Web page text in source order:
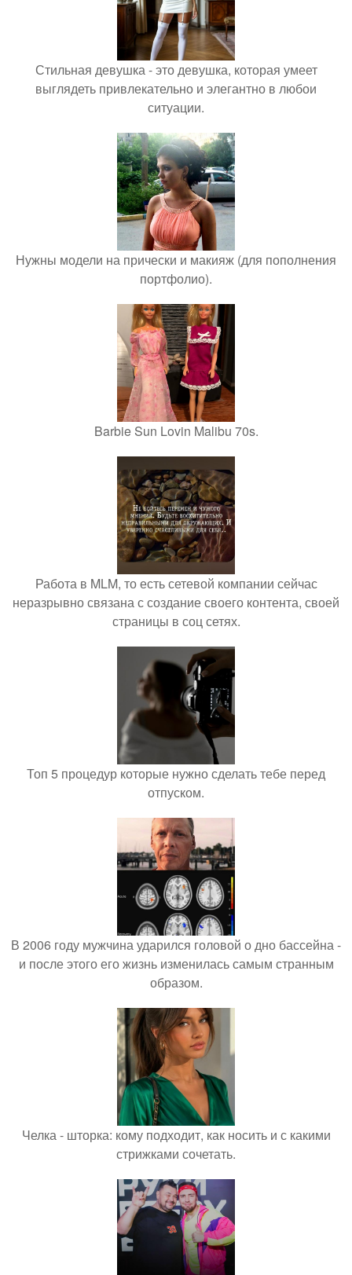
Стильная девушка - это девушка, которая умеет
выглядеть привлекательно и элегантно в любои
ситуации.
Нужны модели на прически и макияж (для пополнения
портфолио).
Barbie Sun Lovin Malibu 70s.
Работа в MLM, то есть сетевой компании сейчас
неразрывно связана с создание своего контента, своей
страницы в соц сетях.
Топ 5 процедур которые нужно сделать тебе перед
отпуском.
В 2006 году мужчина ударился головой о дно бассейна -
и после этого его жизнь изменилась самым странным
образом.
Челка - шторка: кому подходит, как носить и с какими
стрижками сочетать.